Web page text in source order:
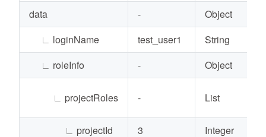
data
-
Object
∟ loginName test_user1
String
∟ roleInfo - Object
∟ projectRoles - List
∟ projectId 3
Integer